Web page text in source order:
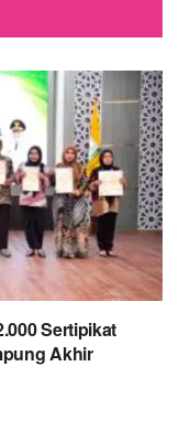
Sertipikat
Akhir